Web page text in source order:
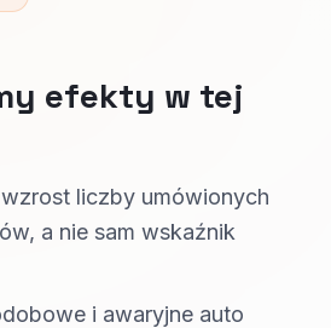
efekty w tej
liczby umówionych
a nie sam wskaźnik
i awaryjne auto